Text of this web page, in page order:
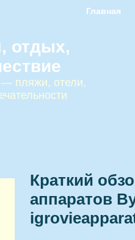
Главная
отдых,
пляжи, отели,
Краткий
аппаратов